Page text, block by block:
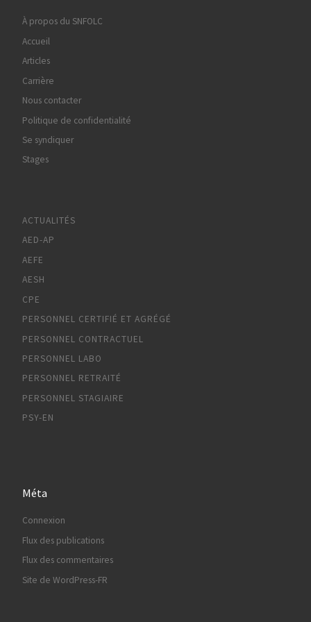
À propos du SNFOLC
Accueil
Articles
Carrière
Nous contacter
Politique de confidentialité
Se syndiquer
Stages
ACTUALITÉS
AED-AP
AEFE
AESH
CPE
PERSONNEL CERTIFIÉ ET AGRÉGÉ
PERSONNEL CONTRACTUEL
PERSONNEL LABO
PERSONNEL RETRAITÉ
PERSONNEL STAGIAIRE
PSY-EN
Méta
Connexion
Flux des publications
Flux des commentaires
Site de WordPress-FR